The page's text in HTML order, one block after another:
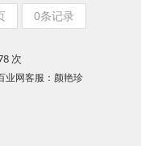
0条记录
次
网客服：颜艳珍